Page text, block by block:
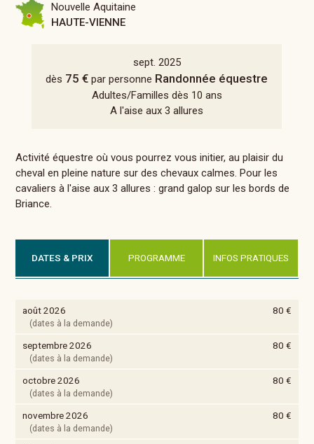
sept. 2025
dès 75 € par personne Randonnée équestre
Adultes/Familles dès 10 ans
A l'aise aux 3 allures
Nouvelle Aquitaine
HAUTE-VIENNE
Activité équestre où vous pourrez vous initier, au plaisir du
cheval en pleine nature sur des chevaux calmes. Pour les
cavaliers à l'aise aux 3 allures : grand galop sur les bords de
Briance.
DATES & PRIX PROGRAMME INFOS PRATIQUES
août 2026 80 €
(dates à la demande)
septembre 2026 80 €
(dates à la demande)
octobre 2026 80 €
(dates à la demande)
novembre 2026 80 €
(dates à la demande)